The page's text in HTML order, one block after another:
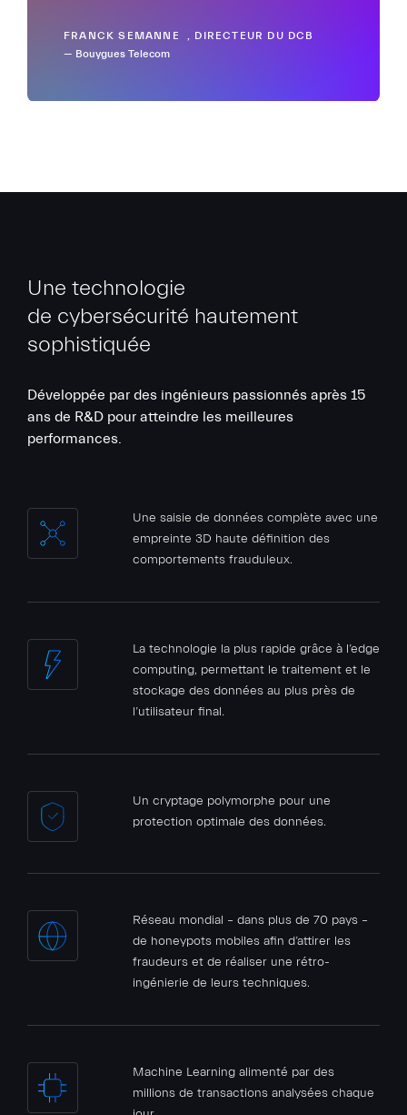
FRANCK SEMANNE , DIRECTEUR DU DCB
— Bouygues Telecom
Une technologie
de cybersécurité hautement
sophistiquée
Développée par des ingénieurs passionnés après 15
ans de R&D pour atteindre les meilleures
performances.
Une saisie de données complète avec une
empreinte 3D haute définition des
comportements frauduleux.
La technologie la plus rapide grâce à l’edge
computing, permettant le traitement et le
stockage des données au plus près de
l’utilisateur final.
Un cryptage polymorphe pour une
protection optimale des données.
Réseau mondial – dans plus de 70 pays –
de honeypots mobiles afin d’attirer les
fraudeurs et de réaliser une rétro-
ingénierie de leurs techniques.
Machine Learning alimenté par des
millions de transactions analysées chaque